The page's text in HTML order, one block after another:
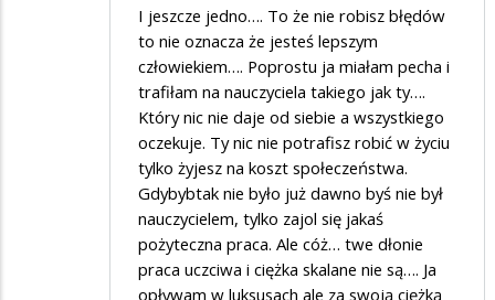
I jeszcze jedno…. To że nie robisz błędów
to nie oznacza że jesteś lepszym
człowiekiem…. Poprostu ja miałam pecha i
trafiłam na nauczyciela takiego jak ty….
Który nic nie daje od siebie a wszystkiego
oczekuje. Ty nic nie potrafisz robić w życiu
tylko żyjesz na koszt społeczeństwa.
Gdybybtak nie było już dawno byś nie był
nauczycielem, tylko zajol się jakaś
pożyteczna praca. Ale cóż… twe dłonie
praca uczciwa i ciężka skalane nie są…. Ja
opływam w luksusach ale za swoją ciężką